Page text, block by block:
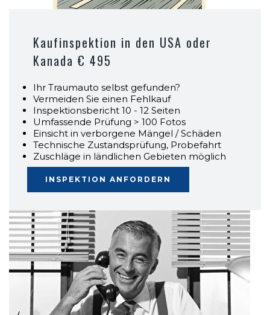
Kaufinspektion in den USA oder
Kanada € 495
Ihr Traumauto selbst gefunden?
Vermeiden Sie einen Fehlkauf
Inspektionsbericht 10 - 12 Seiten
Umfassende Prüfung > 100 Fotos
Einsicht in verborgene Mängel / Schäden
Technische Zustandsprüfung, Probefahrt
Zuschläge in ländlichen Gebieten möglich
INSPEKTION ANFORDERN